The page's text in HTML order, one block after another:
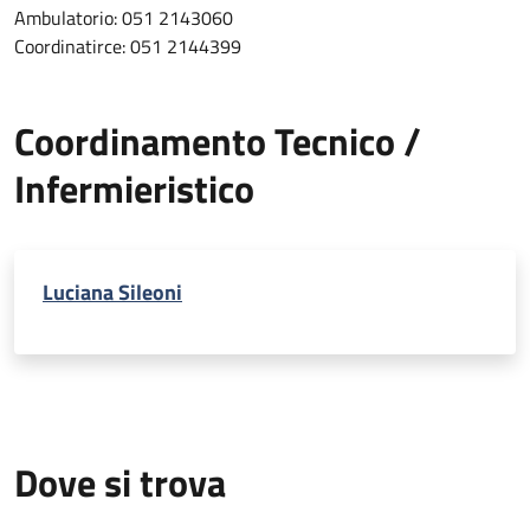
Ambulatorio: 051 2143060
Coordinatirce: 051 2144399
Coordinamento Tecnico /
Infermieristico
Luciana Sileoni
Dove si trova